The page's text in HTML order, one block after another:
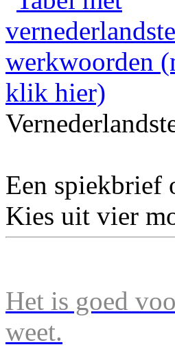
Een spiekbrief
Kies uit vier
Het is goed
weet.